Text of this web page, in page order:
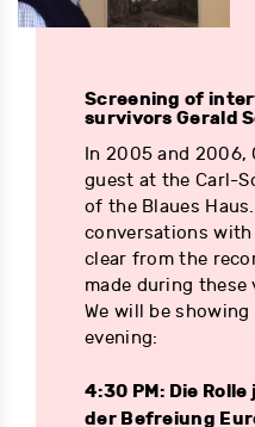
Screening of
survivors Gerald
In 2005 and 2006,
guest at the Carl-
of the Blaues
conversations
clear from the
made during these
We will be
evening:
4:30 PM: Die
der Befreiung